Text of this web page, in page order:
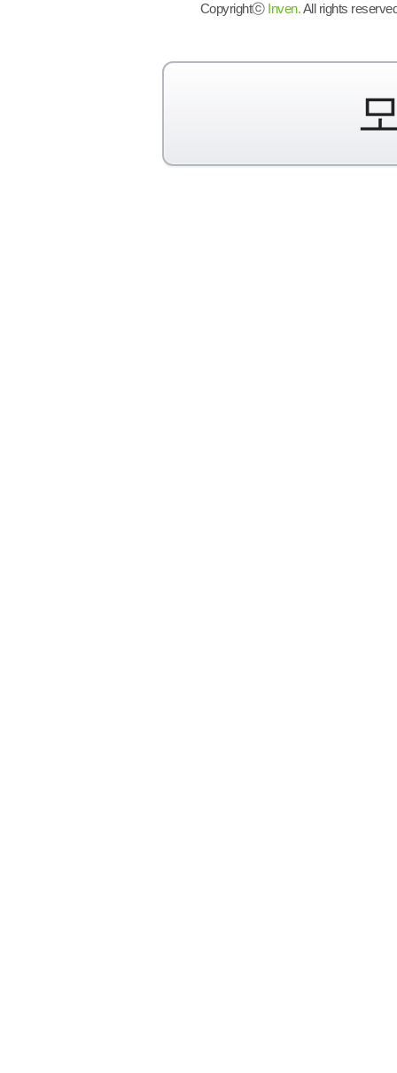
Copyrightⓒ Inven.All rights